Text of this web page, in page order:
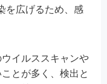
を広げるため、感
イルススキャンや
とが多く、検出と